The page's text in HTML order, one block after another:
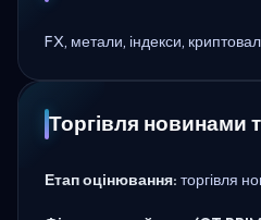
FX, метали, індекси,
Торгівля новинами
Етап оцінювання: торгівля